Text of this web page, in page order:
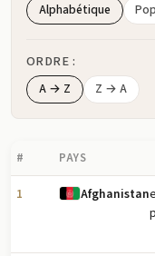
Alphabétique
ORDRE :
A → Z Z → A
# PAYS
1 Afghanistan